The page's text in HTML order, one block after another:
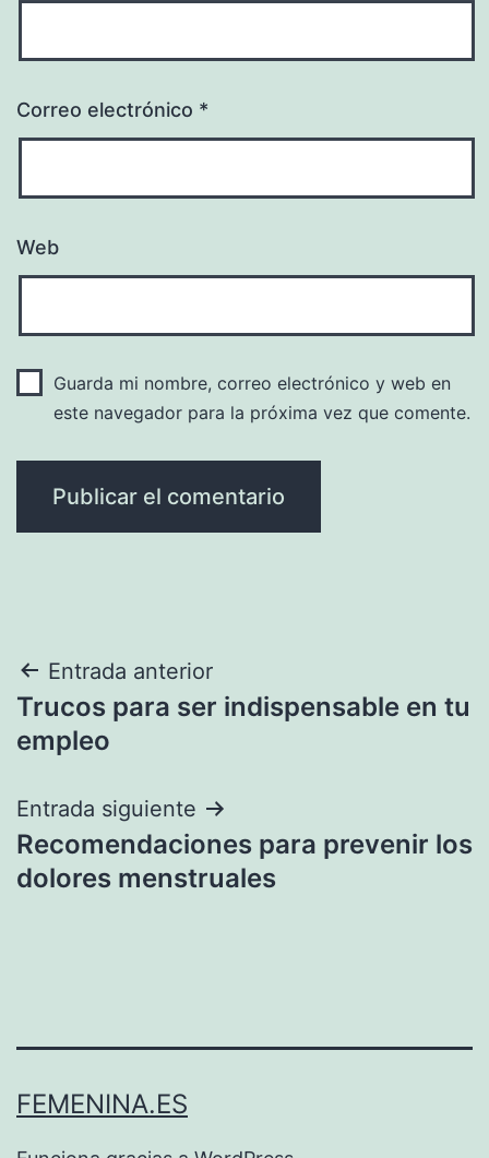
Correo electrónico *
Web
Guarda mi nombre, correo electrónico y web en
este navegador para la próxima vez que comente.
Navegación
de
Entrada anterior
Trucos para ser indispensable en tu
empleo
Entrada siguiente
Recomendaciones para prevenir los
dolores menstruales
FEMENINA.ES